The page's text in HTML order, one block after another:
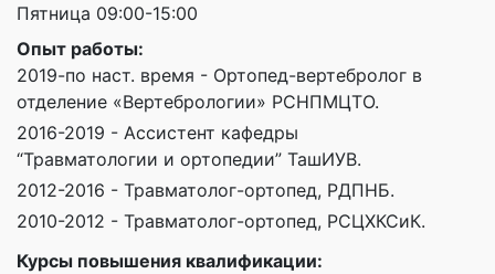
Пятница 09:00-15:00
Опыт работы:
2019-по наст. время - Ортопед-вертебролог в
отделение «Вертебрологии» РСНПМЦТО.
2016-2019 - Ассистент кафедры
“Травматологии и ортопедии” ТашИУВ.
2012-2016 - Травматолог-ортопед, РДПНБ.
2010-2012 - Травматолог-ортопед, РСЦХКСиК.
Курсы повышения квалификации: